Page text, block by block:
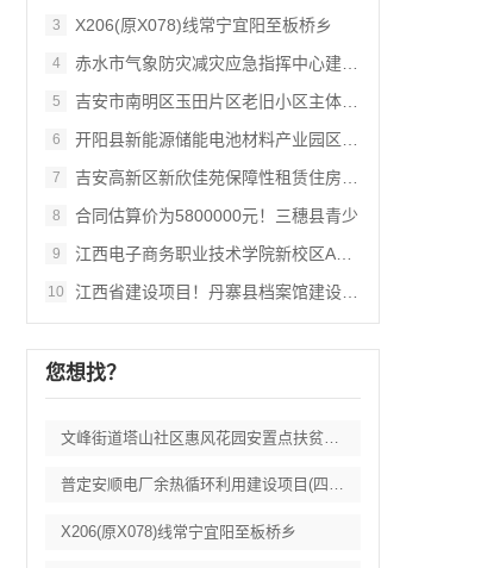
3
X206(原X078)线常宁宜阳至板桥乡
4 赤水市气象防灾减灾应急指挥中心建设项目招
5 吉安市南明区玉田片区老旧小区主体改造项目
6 开阳县新能源储能电池材料产业园区保障性租
7 吉安高新区新欣佳苑保障性租赁住房项目EP
8 合同估算价为5800000元！三穗县青少
9 江西电子商务职业技术学院新校区A7实训楼
10 江西省建设项目！丹寨县档案馆建设配套工程
您想找？
文峰街道塔山社区惠风花园安置点扶贫车间建
普定安顺电厂余热循环利用建设项目(四期)
X206(原X078)线常宁宜阳至板桥乡